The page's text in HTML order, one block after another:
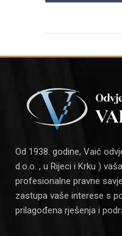
Od 1938. godine, Vaić
d.o.o. , u Rijeci i Krku )
profesionalne pravne
zastupa vaše interese s
prilagođena rješenja i